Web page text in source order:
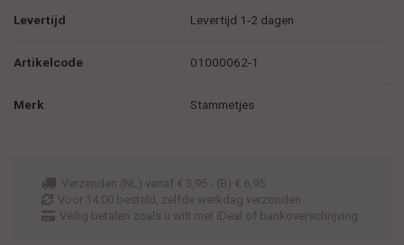
Levertijd Levertijd 1-2 dagen
Artikelcode 01000062-1
Merk Stammetjes
Verzenden (NL) vanaf € 3,95 - (B) € 6,95
Voor 14:00 besteld, zelfde werkdag verzonden
Veilig betalen zoals u wilt met iDeal of bankoverschrijving